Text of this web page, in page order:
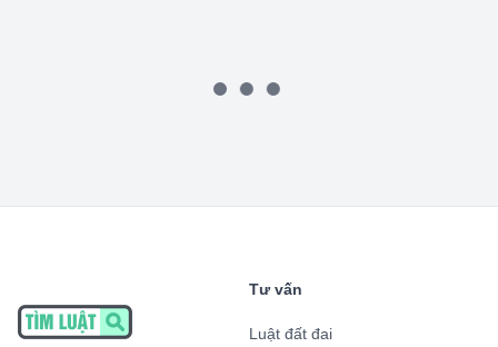
Tư vấn
Luật đất đai